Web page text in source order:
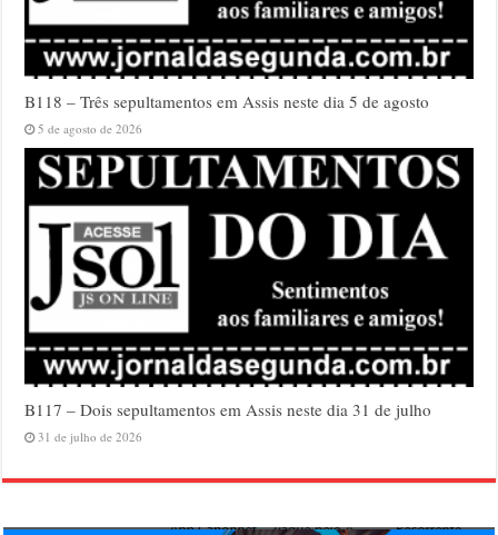
B118 – Três sepultamentos em Assis neste dia 5 de agosto
5 de agosto de 2026
B117 – Dois sepultamentos em Assis neste dia 31 de julho
31 de julho de 2026